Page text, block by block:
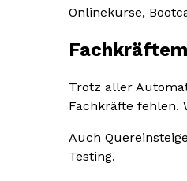
Onlinekurse,
Trotz aller
Fachkräfte fehlen.
Auch
Testing.